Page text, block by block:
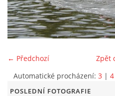
LODĚNICE A OKOLÍ
PLOVOUCÍ LODĚNICE
← Předchozí
Zpět
Automatické procházení: 3 | 4
POSLEDNÍ FOTOGRAFIE